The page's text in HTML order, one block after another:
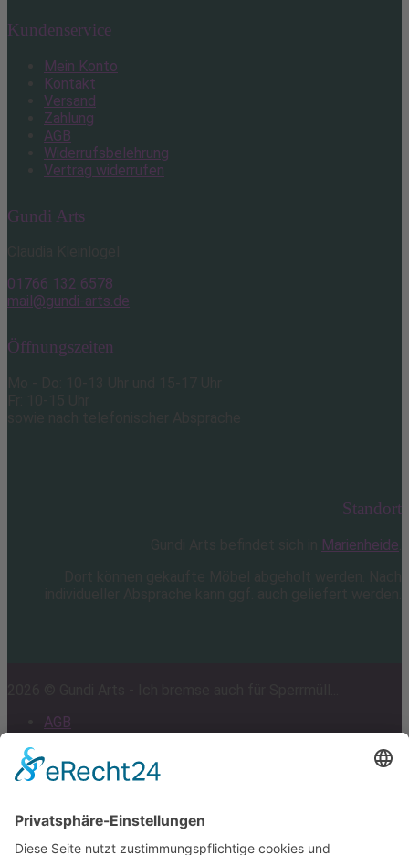
Kundenservice
Mein Konto
Kontakt
Versand
Zahlung
AGB
Widerrufsbelehrung
Vertrag widerrufen
Gundi Arts
01766 132 6578
mail@gundi-arts.de
Öffnungszeiten
Standort
Marienheide
AGB
Datenschutz
Cookie-Einstellungen
Scroll
to